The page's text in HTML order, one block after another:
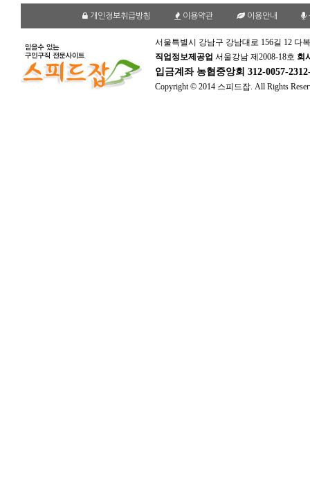
개인정보취급방침 이용약관 이용안내
서울특별시 강남구 강남대로 156길 12 다
직업정보제공업 서울강남 제2008-18호 회
입금계좌 농협중앙회 312-0057-
Copyright © 2014 스피드잡. All Rights